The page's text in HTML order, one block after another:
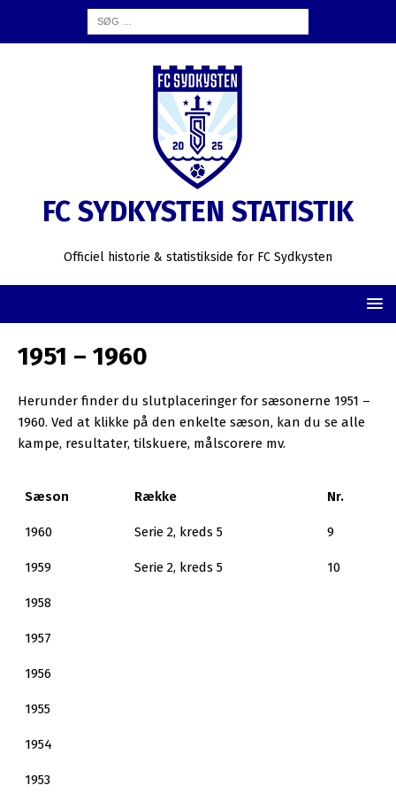
FC SYDKYSTEN STATISTIK
Officiel historie & statistikside for FC Sydkysten
1951 – 1960
Herunder finder du slutplaceringer for sæsonerne 1951 –
1960. Ved at klikke på den enkelte sæson, kan du se alle
kampe, resultater, tilskuere, målscorere mv.
Sæson Række Nr.
1960 Serie 2, kreds 5 9
1959 Serie 2, kreds 5 10
1958
1957
1956
1955
1954
1953